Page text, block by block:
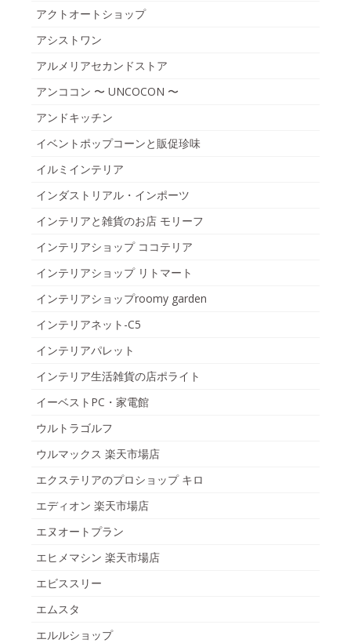
アクトオートショップ
アシストワン
アルメリアセカンドストア
アンココン 〜 UNCOCON 〜
アンドキッチン
イベントポップコーンと販促珍味
イルミインテリア
インダストリアル・インポーツ
インテリアと雑貨のお店 モリーフ
インテリアショップ ココテリア
インテリアショップ リトマート
インテリアショップroomy garden
インテリアネット-C5
インテリアパレット
インテリア生活雑貨の店ポライト
イーベストPC・家電館
ウルトラゴルフ
ウルマックス 楽天市場店
エクステリアのプロショップ キロ
エディオン 楽天市場店
エヌオートプラン
エヒメマシン 楽天市場店
エビススリー
エムスタ
エルルショップ